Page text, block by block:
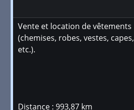
Vente et location de vêtements
(chemises, robes, vestes, capes,
etc.).
Distance : 993,87 km